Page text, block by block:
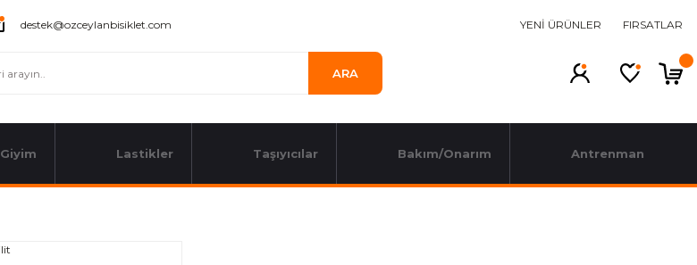
destek@ozceylanbisiklet.com YENİ ÜRÜNLER FIRSATLAR
ARA
Giyim Lastikler Taşıyıcılar Bakım/Onarım Antrenman